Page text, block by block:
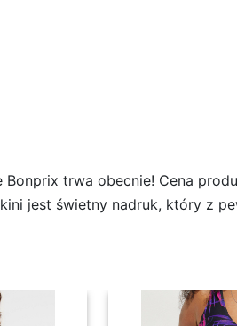
trwa obecnie! Cena
jest świetny nadruk, który z